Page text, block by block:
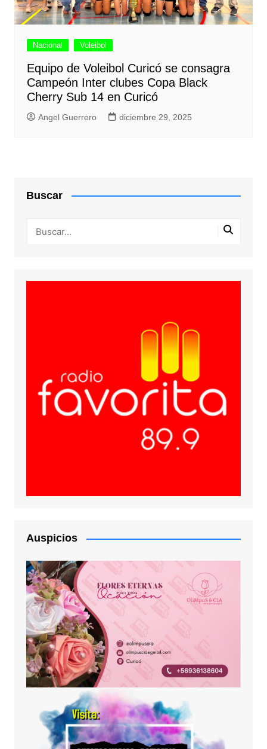
Nacional Voleibol
Equipo de Voleibol Curicó se consagra
Campeón Inter clubes Copa Black
Cherry Sub 14 en Curicó
Angel Guerrero diciembre 29, 2025
Buscar
Auspicios